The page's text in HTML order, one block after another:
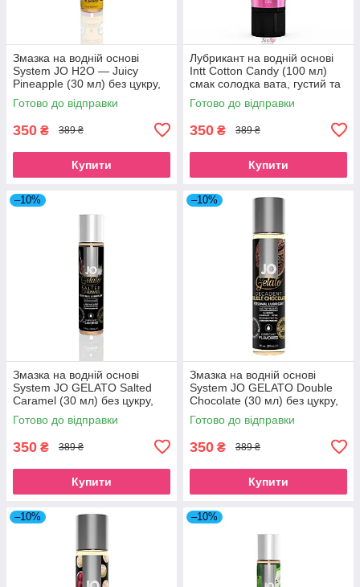
Змазка на водній основі
System JO H2O — Juicy
Pineapple (30 мл) без цукру,
рослинний гліцерин SO1473
Готово до відправки
350 ₴ 389 ₴
Купити
Лубрикант на водній основі
Intt Cotton Candy (100 мл)
смак солодка вата, густий та
ковзний SO2930
Готово до відправки
350 ₴ 389 ₴
Купити
–10%
Змазка на водній основі
System JO GELATO Salted
Caramel (30 мл) без цукру,
парабенів та пропіленглік
SO1465
Готово до відправки
350 ₴ 389 ₴
Купити
–10%
Змазка на водній основі
System JO GELATO Double
Chocolate (30 мл) без цукру,
парабенів та гліколю SO3504
Готово до відправки
350 ₴ 389 ₴
Купити
–10% –10%